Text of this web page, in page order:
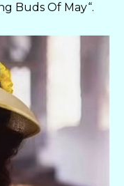
Buds Of May“.